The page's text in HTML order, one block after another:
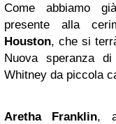
Come abbiamo
presente alla
Houston, che si
Nuova speranza
Whitney da piccola
Aretha Franklin,